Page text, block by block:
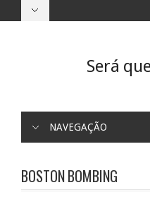
Será
NAVEGAÇÃO
BOSTON BOMBING